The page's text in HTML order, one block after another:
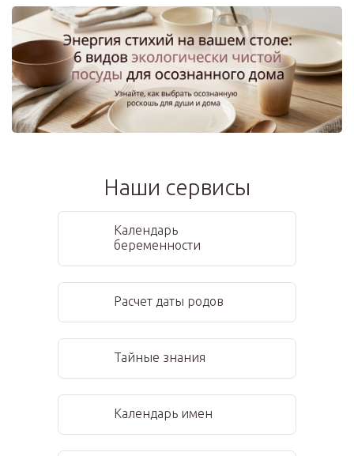
Наши сервисы
Календарь
беременности
Расчет даты родов
Тайные знания
Календарь имен